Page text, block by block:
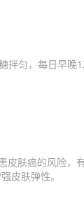
拌匀，每日早晚
皮肤癌的风险，
皮肤弹性。